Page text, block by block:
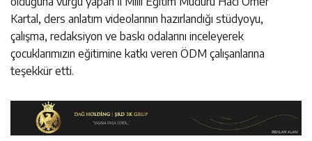
Kartal, ders anlatım videolarının hazırlandığı stüdyoyu,
çalışma, redaksiyon ve baskı odalarını inceleyerek
çocuklarımızın eğitimine katkı veren ÖDM çalışanlarına
teşekkür etti.